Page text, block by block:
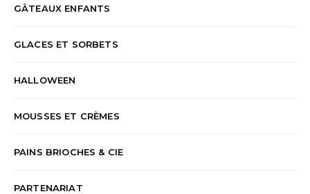
GÂTEAUX ENFANTS
GLACES ET SORBETS
HALLOWEEN
MOUSSES ET CRÈMES
PAINS BRIOCHES & CIE
PARTENARIAT